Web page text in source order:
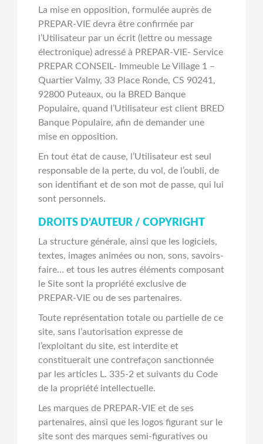
La mise en opposition, formulée auprès de
PREPAR-VIE devra être confirmée par
l’Utilisateur par un écrit (lettre ou message
électronique) adressé à PREPAR-VIE- Service
PREPAR CONSEIL- Immeuble Le Village 1 –
Quartier Valmy, 33 Place Ronde, CS 90241,
92800 Puteaux, ou la BRED Banque
Populaire, quand l’Utilisateur est client BRED
Banque Populaire, afin de demander une
mise en opposition.
En tout état de cause, l’Utilisateur est seul
responsable de la perte, du vol, de l’oubli, de
son identifiant et de son mot de passe, qui lui
sont personnels.
DROITS D’AUTEUR / COPYRIGHT
La structure générale, ainsi que les logiciels,
textes, images animées ou non, sons, savoirs-
faire… et tous les autres éléments composant
le Site sont la propriété exclusive de
PREPAR-VIE ou de ses partenaires.
Toute représentation totale ou partielle de ce
site, sans l’autorisation expresse de
l’exploitant du site, est interdite et
constituerait une contrefaçon sanctionnée
par les articles L. 335-2 et suivants du Code
de la propriété intellectuelle.
Les marques de PREPAR-VIE et de ses
partenaires, ainsi que les logos figurant sur le
site sont des marques semi-figuratives ou